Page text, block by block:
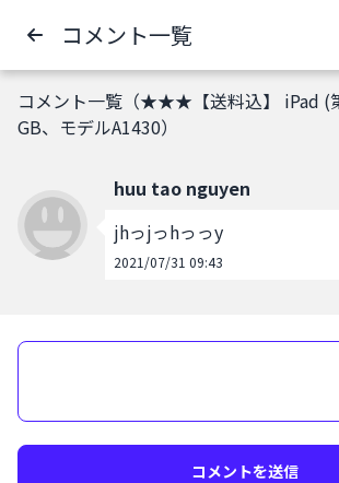
コメント一覧
コメント一覧（★★★【送料込】 iPad (
GB、モデルA1430）
huu tao nguyen
jhっjっhっっy
2021/07/31 09:43
コメントを送信